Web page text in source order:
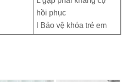
hồi phục
l Bảo vệ khóa trẻ em